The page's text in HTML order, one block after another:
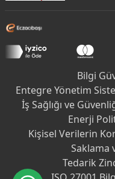
Bilgi
Entegre Yönetim
İş Sağlığı ve
Enerji
Kişisel Verilerin
Saklama
Tedarik